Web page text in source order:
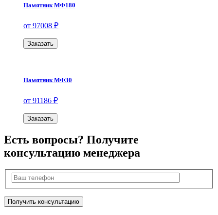
Памятник МФ180
от 97008 ₽
Заказать
Памятник МФ30
от 91186 ₽
Заказать
Есть вопросы? Получите
консультацию менеджера